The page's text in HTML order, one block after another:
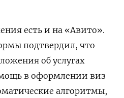
есть и на «Авито».
подтвердил, что
об услугах
в оформлении виз
алгоритмы,